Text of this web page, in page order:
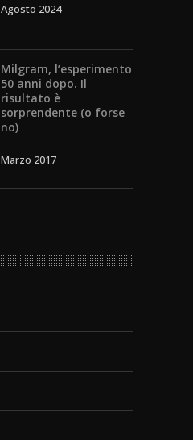
Agosto 2024
Milgram, l’esperimento
50 anni dopo. Il
risultato è
sorprendente (o forse
no)
Marzo 2017